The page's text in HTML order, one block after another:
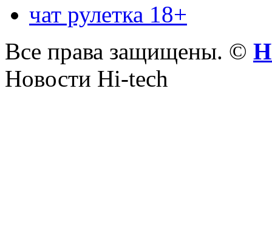
чат рулетка 18+
Все права защищены. ©
Новости Hi-tech